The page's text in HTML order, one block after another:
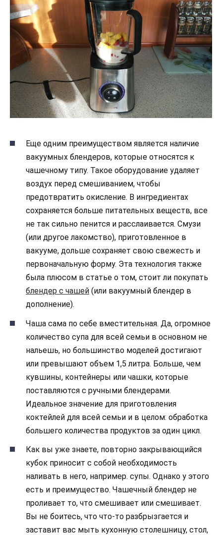
Еще одним преимуществом является наличие
вакуумных блендеров, которые относятся к
чашечному типу. Такое оборудование удаляет
воздух перед смешиванием, чтобы
предотвратить окисление. В ингредиентах
сохраняется больше питательных веществ, все
не так сильно пенится и расслаивается. Смузи
(или другое лакомство), приготовленное в
вакууме, дольше сохраняет свою свежесть и
первоначальную форму. Эта технология также
была плюсом в статье о том, стоит ли покупать
блендер с чашей (или вакуумный блендер в
дополнение).
Чаша сама по себе вместительная. Да, огромное
количество супа для всей семьи в основном не
нальешь, но большинство моделей достигают
или превышают объем 1,5 литра. Больше, чем
кувшины, контейнеры или чашки, которые
поставляются с ручными блендерами.
Идеальное значение для приготовления
коктейлей для всей семьи и в целом: обработка
большего количества продуктов за один цикл.
Как вы уже знаете, повторно закрывающийся
кубок приносит с собой необходимость
наливать в него, например. супы. Однако у этого
есть и преимущество. Чашечный блендер не
проливает то, что смешивает или смешивает.
Вы не боитесь, что что-то разбрызгается и
заставит вас мыть кухонную столешницу, стол,